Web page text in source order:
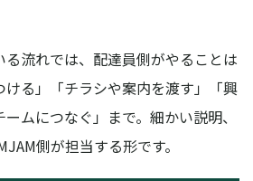
る流れでは、配達員側がやることは
ける」「チラシや案内を渡す」「興
ムにつなぐ」まで。細かい説明、
側が担当する形です。